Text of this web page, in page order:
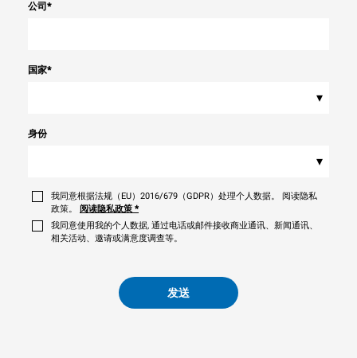
公司 *
国家*
▾
身份
▾
我同意根据法规（EU）2016/679（GDPR）处理个人数据。 阅读隐私
政策。
阅读隐私政策 *
我同意使用我的个人数据, 通过电话或邮件接收商业通讯、新闻通讯、
相关活动、邀请或满意度调查等。
发送